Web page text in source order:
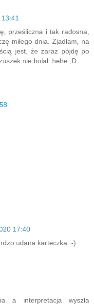
prześliczna i tak radosna,
miłego dnia. Zjadłam, na
jest, że zaraz pójdę po
nie bolał. hehe ;D
17:40
udana karteczka :-)
a interpretacja wyszła